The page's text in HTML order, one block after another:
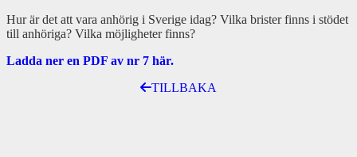
Hur är det att vara anhörig i Sverige idag? Vilka brister finns i stödet
till anhöriga? Vilka möjligheter finns?
Ladda ner en PDF av nr 7 här.
TILLBAKA